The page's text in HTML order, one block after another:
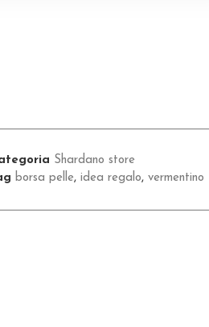
Shardano store
borsa pelle, idea regalo, vermentino